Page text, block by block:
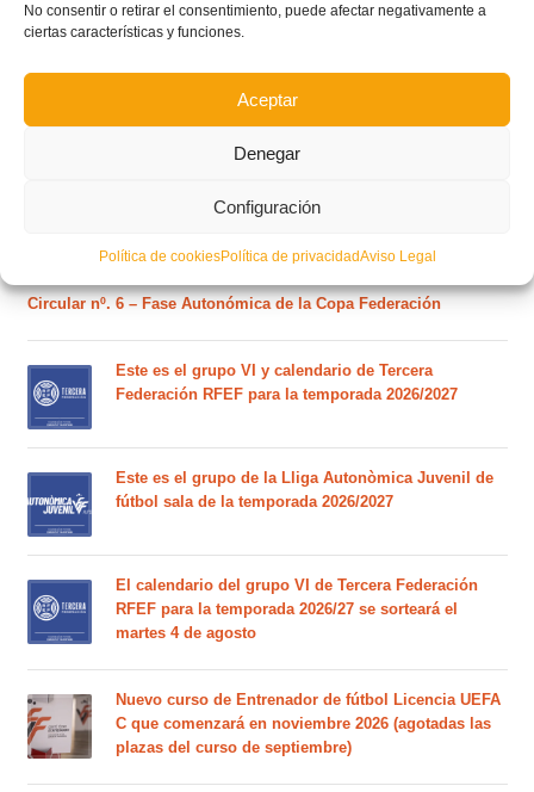
No consentir o retirar el consentimiento, puede afectar negativamente a
ciertas características y funciones.
Aceptar
Denegar
Configuración
Política de cookiesPolítica de privacidadAviso Legal
Ferran Torres se da un baño de masas y se convierte
Estos son los dos grupos y calendarios de Lliga
Comunitat para la temporada 2026/2027
Circular nº. 6 – Fase Autonómica de la Copa Federación
Este es el grupo VI y calendario de Tercera
Federación RFEF para la temporada 2026/2027
Este es el grupo de la Lliga Autonòmica Juvenil de
fútbol sala de la temporada 2026/2027
El calendario del grupo VI de Tercera Federación
RFEF para la temporada 2026/27 se sorteará el
martes 4 de agosto
Nuevo curso de Entrenador de fútbol Licencia UEFA
C que comenzará en noviembre 2026 (agotadas las
plazas del curso de septiembre)